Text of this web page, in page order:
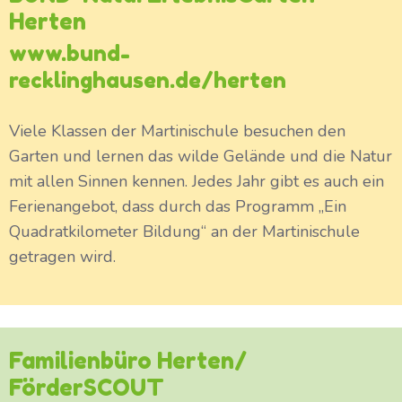
Herten
www.bund-
recklinghausen.de/herten
Viele Klassen der Martinischule besuchen den
Garten und lernen das wilde Gelände und die Natur
mit allen Sinnen kennen. Jedes Jahr gibt es auch ein
Ferienangebot, dass durch das Programm „Ein
Quadratkilometer Bildung“ an der Martinischule
getragen wird.
Familienbüro Herten/
FörderSCOUT